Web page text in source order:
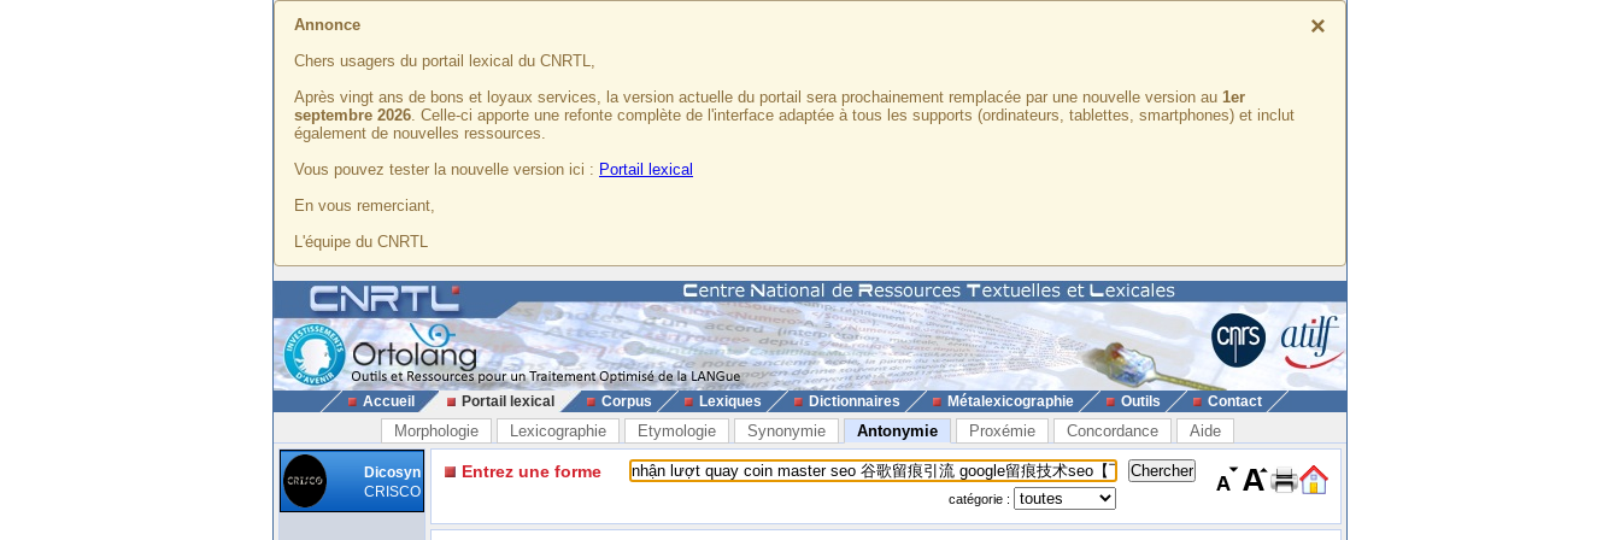
×
Annonce
Chers usagers du portail lexical du CNRTL,
Après vingt ans de bons et loyaux services, la version actuelle du portail sera prochainement remplacée par une nouvelle version au 1er
septembre 2026. Celle-ci apporte une refonte complète de l'interface adaptée à tous les supports (ordinateurs, tablettes, smartphones) et inclut
également de nouvelles ressources.
Vous pouvez tester la nouvelle version ici : Portail lexical
En vous remerciant,
L'équipe du CNRTL
Accueil Portail lexical Corpus Lexiques Dictionnaires Métalexicographie Outils Contact
Morphologie Lexicographie Etymologie Synonymie Antonymie Proxémie Concordance Aide
Dicosyn
CRISCO
Entrez une forme
catégorie :